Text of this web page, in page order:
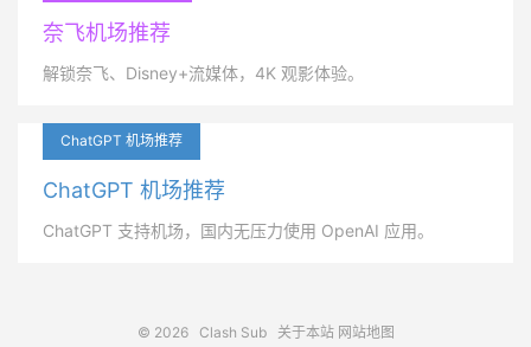
奈飞机场推荐
解锁奈飞、Disney+流媒体，4K 观影体验。
ChatGPT 机场推荐
ChatGPT 机场推荐
ChatGPT 支持机场，国内无压力使用 OpenAI 应用。
© 2026 Clash Sub 关于本站 网站地图